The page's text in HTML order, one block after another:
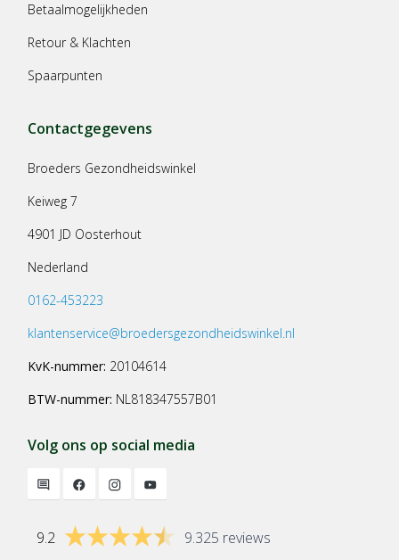
Betaalmogelijkheden
Retour & Klachten
Spaarpunten
Contactgegevens
Broeders Gezondheidswinkel
Keiweg 7
4901 JD Oosterhout
Nederland
0162-453223
klantenservice@broedersgezondheidswinkel.nl
KvK-nummer: 20104614
BTW-nummer: NL818347557B01
Volg ons op social media
9.2 9.325 reviews